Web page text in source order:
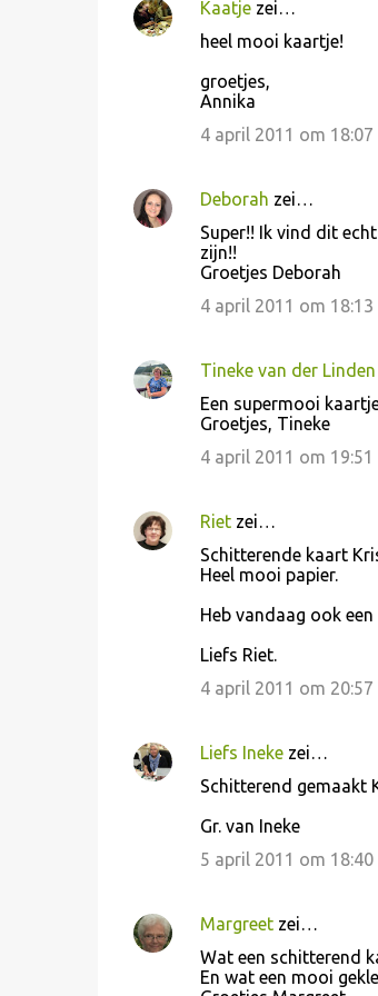
R
e
Kaatjezei…
heel mooi kaartje!
groetjes,
Annika
4 april 2011 om 18:07
Deborah zei…
Super!! Ik vind dit
zijn!!
Groetjes Deborah
4 april 2011 om 18:13
Tineke van der Linden
Een supermooi
Groetjes, Tineke
4 april 2011 om 19:51
Rietzei…
Schitterende kaart
Heel mooi papier.
Heb vandaag ook
Liefs Riet.
4 april 2011 om 20:57
Liefs Inekezei…
Schitterend gemaakt
Gr. van Ineke
5 april 2011 om 18:40
Margreetzei…
Wat een schitterend
En wat een mooi